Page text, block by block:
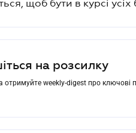
щоб бути в курсі усіх
на розсилку
отримуйте weekly-digest про ключові